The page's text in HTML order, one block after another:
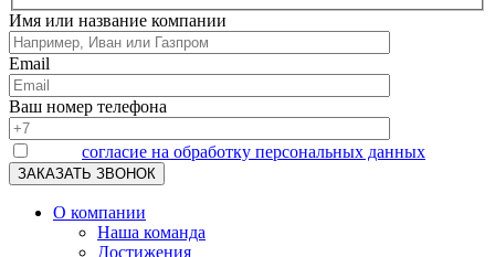
Имя или название компании
Email
Ваш номер телефона
согласие на обработку персональных данных
О компании
Наша команда
Достижения